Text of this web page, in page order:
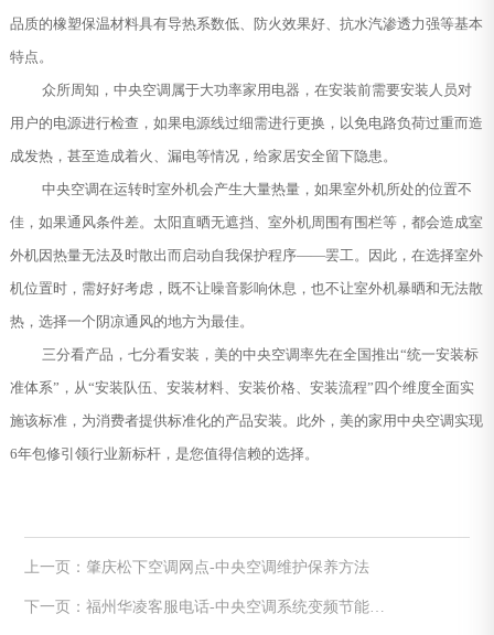
品质的橡塑保温材料具有导热系数低、防火效果好、抗水汽渗透力强等基本
特点。
众所周知，中央空调属于大功率家用电器，在安装前需要安装人员对
用户的电源进行检查，如果电源线过细需进行更换，以免电路负荷过重而造
成发热，甚至造成着火、漏电等情况，给家居安全留下隐患。
中央空调在运转时室外机会产生大量热量，如果室外机所处的位置不
佳，如果通风条件差。太阳直晒无遮挡、室外机周围有围栏等，都会造成室
外机因热量无法及时散出而启动自我保护程序——罢工。因此，在选择室外
机位置时，需好好考虑，既不让噪音影响休息，也不让室外机暴晒和无法散
热，选择一个阴凉通风的地方为最佳。
三分看产品，七分看安装，美的中央空调率先在全国推出“统一安装标
准体系”，从“安装队伍、安装材料、安装价格、安装流程”四个维度全面实
施该标准，为消费者提供标准化的产品安装。此外，美的家用中央空调实现
6年包修引领行业新标杆，是您值得信赖的选择。
上一页：肇庆松下空调网点-中央空调维护保养方法
下一页：福州华凌客服电话-中央空调系统变频节能改